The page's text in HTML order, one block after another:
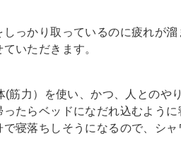
しっかり取っているのに疲れが
いただきます。
(筋力）を使い、かつ、人とのや
たらベッドになだれ込むように
寝落ちしそうになるので、シャ